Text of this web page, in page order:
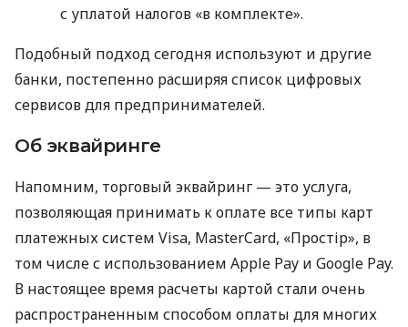
с уплатой налогов «в комплекте».
Подобный подход сегодня используют и другие
банки, постепенно расширяя список цифровых
сервисов для предпринимателей.
Об эквайринге
Напомним, торговый эквайринг — это услуга,
позволяющая принимать к оплате все типы карт
платежных систем Visa, MasterCard, «Простір», в
том числе с использованием Apple Pay и Google Pay.
В настоящее время расчеты картой стали очень
распространенным способом оплаты для многих